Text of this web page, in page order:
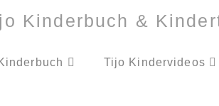
Tijo Kindervideos